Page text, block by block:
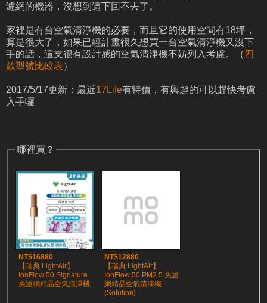
濾網的機器，沒想到這下回不去了。
家裡是有台空氣清淨機的必要，而且它的使用空間有18坪，
算是很大了，如果已經計畫很久想買一台空氣清淨機又沒下
手的話，這支很有設計感的空氣清淨機不妨列入考慮。（ 四
款型號比較表）
2017/5/17更新：最近17Life有特價，有興趣的可以趕快考慮
入手囉
哪裡買？
NT$16880
【瑞典 LightAir】
IonFlow 50 Signature
免濾網精品空氣清淨機
NT$12880
【瑞典 LightAir】
IonFlow 50 PM2.5 免濾
網精品空氣清淨機
(Solution)